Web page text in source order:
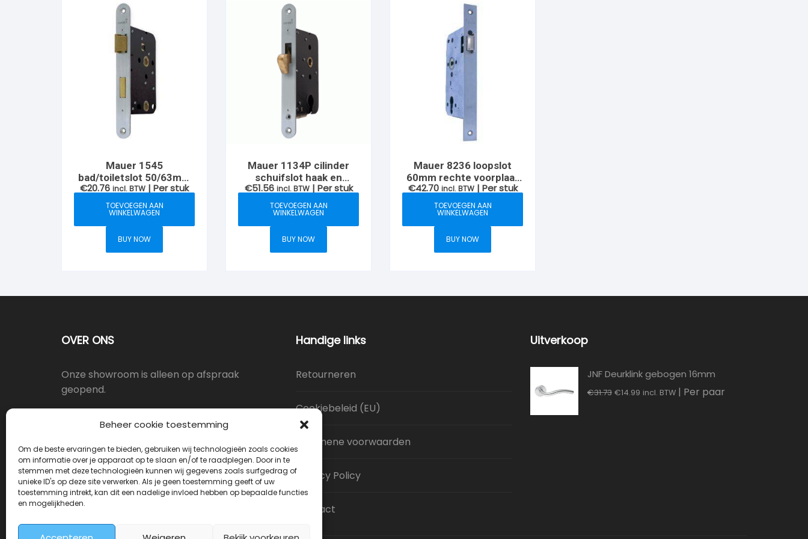
Beheer cookie toestemming
Om de beste ervaringen te bieden, gebruiken wij technologieën zoals cookies
om informatie over je apparaat op te slaan en/of te raadplegen. Door in te
stemmen met deze technologieën kunnen wij gegevens zoals surfgedrag of
unieke ID's op deze site verwerken. Als je geen toestemming geeft of uw
toestemming intrekt, kan dit een nadelige invloed hebben op bepaalde functies
en mogelijkheden.
Mauer 1545
bad/toiletslot 50/63mm
RVS voorplaat
€20.76 incl. BTW | Per stuk
TOEVOEGEN AAN
WINKELWAGEN
BUY NOW
Mauer 1134P cilinder
schuifslot haak en
sluitplaat gelakte
voorplaat
€51.56 incl. BTW | Per stuk
TOEVOEGEN AAN
WINKELWAGEN
BUY NOW
Mauer 8236 loopslot
60mm rechte voorplaat
DIN LH
€42.70 incl. BTW | Per stuk
TOEVOEGEN AAN
WINKELWAGEN
BUY NOW
OVER ONS
Onze showroom is alleen op afspraak
geopend.
Oostergracht 17-10, 3763LX Soest
info@deurkrukwinkel.nl
Maandag - Vrijdag 08:30 - 17:30
Handige links
Retourneren
Cookiebeleid (EU)
Algemene voorwaarden
Privacy Policy
Contact
Uitverkoop
JNF Deurklink gebogen 16mm
€31.73 Oorspronkelijke
€14.99Huidige
incl. BTW | Per paar